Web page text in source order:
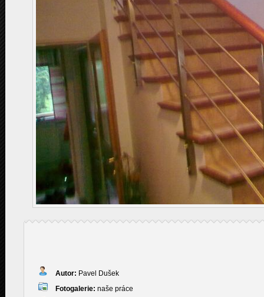
Autor: Pavel Dušek
Fotogalerie: naše práce